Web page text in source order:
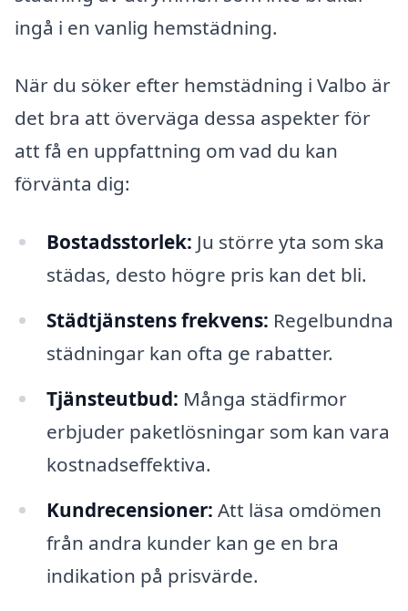
ingå i en vanlig hemstädning.
När du söker efter hemstädning i Valbo är
det bra att överväga dessa aspekter för
att få en uppfattning om vad du kan
förvänta dig:
Bostadsstorlek: Ju större yta som ska
städas, desto högre pris kan det bli.
Städtjänstens frekvens: Regelbundna
städningar kan ofta ge rabatter.
Tjänsteutbud: Många städfirmor
erbjuder paketlösningar som kan vara
kostnadseffektiva.
Kundrecensioner: Att läsa omdömen
från andra kunder kan ge en bra
indikation på prisvärde.